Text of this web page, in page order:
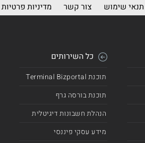
תנאי שימוש צור קשר מדיניות פרטיות
כל השירותים
תוכנת Terminal Bizportal
תוכנת בורסה גרף
הנהלת חשבונות דיגיטלית
מידע עסקי פיננסי